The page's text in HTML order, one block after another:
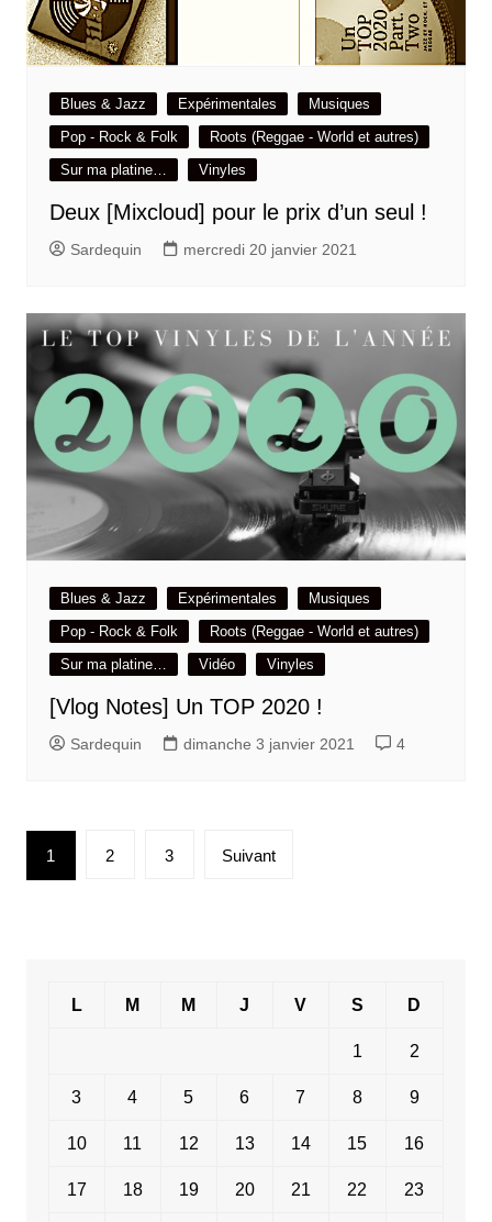
Blues & Jazz Expérimentales
Musiques
Pop - Rock & Folk
Roots (Reggae - World et autres)
Sur ma platine…
Vinyles
Deux [Mixcloud] pour le prix d’un seul !
Sardequin mercredi 20 janvier 2021
Blues & Jazz Expérimentales
Musiques
Pop - Rock & Folk
Roots (Reggae - World et autres)
Sur ma platine…
Vidéo Vinyles
[Vlog Notes] Un TOP 2020 !
Sardequin dimanche 3 janvier 2021 4
Pagination
des
1 2 3 Suivant
L M M J V S D
1 2
3 4 5 6 7 8 9
10 11 12 13 14 15 16
17 18 19 20 21 22 23